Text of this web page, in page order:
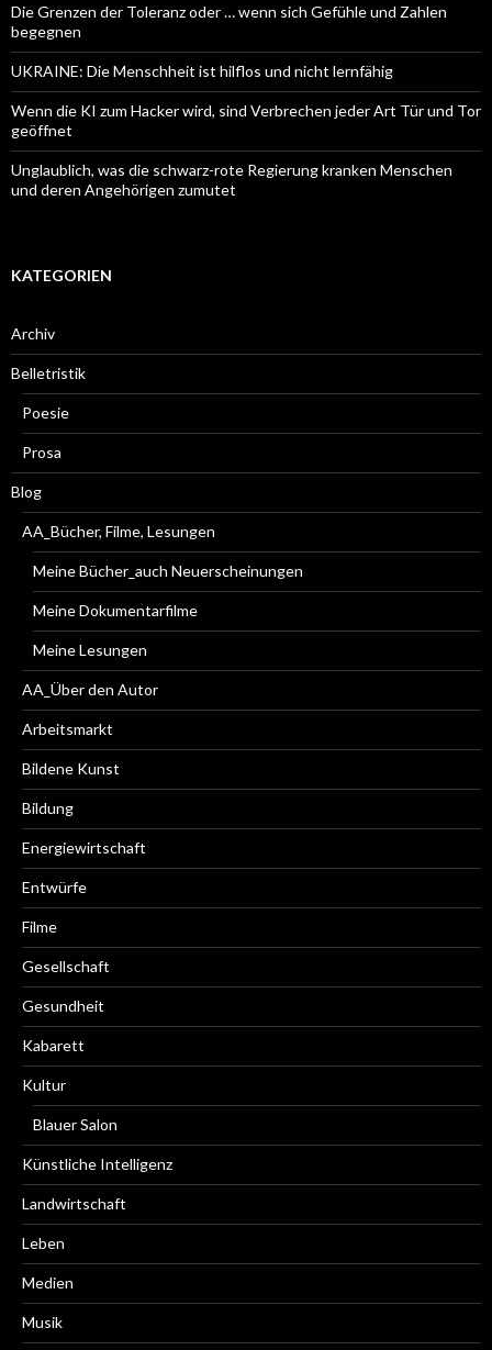
Die Grenzen der Toleranz oder … wenn sich Gefühle und Zahlen
begegnen
UKRAINE: Die Menschheit ist hilflos und nicht lernfähig
Wenn die KI zum Hacker wird, sind Verbrechen jeder Art Tür und Tor
geöffnet
Unglaublich, was die schwarz-rote Regierung kranken Menschen
und deren Angehörigen zumutet
KATEGORIEN
Archiv
Belletristik
Poesie
Prosa
Blog
AA_Bücher, Filme, Lesungen
Meine Bücher_auch Neuerscheinungen
Meine Dokumentarfilme
Meine Lesungen
AA_Über den Autor
Arbeitsmarkt
Bildene Kunst
Bildung
Energiewirtschaft
Entwürfe
Filme
Gesellschaft
Gesundheit
Kabarett
Kultur
Blauer Salon
Künstliche Intelligenz
Landwirtschaft
Leben
Medien
Musik